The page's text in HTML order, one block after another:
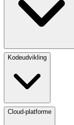
Kodeudvikling
Cloud-platforme